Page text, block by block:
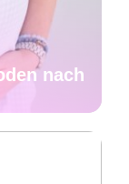
nach